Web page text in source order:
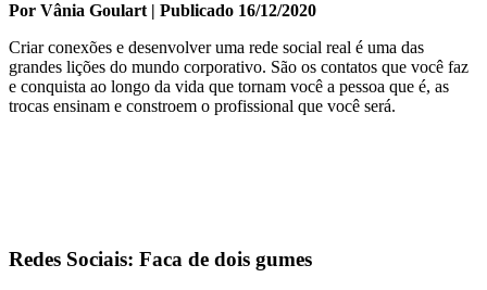
Por Vânia Goulart | Publicado 16/12/2020
Criar conexões e desenvolver uma rede social real é uma das
grandes lições do mundo corporativo. São os contatos que você faz
e conquista ao longo da vida que tornam você a pessoa que é, as
trocas ensinam e constroem o profissional que você será.
Redes Sociais: Faca de dois gumes